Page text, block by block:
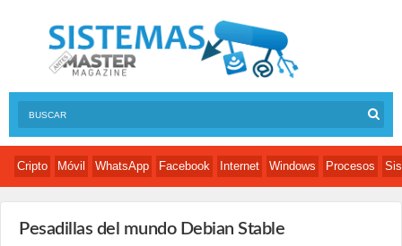
Cripto Móvil WhatsApp Facebook Internet Windows Procesos
Pesadillas del mundo Debian Stable